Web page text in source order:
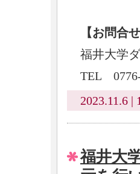
【お問合
福井大学
TEL
2023.11.6 |
福井大